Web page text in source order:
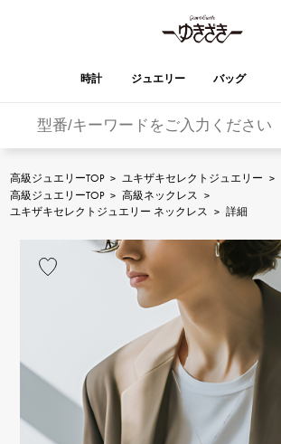
時計 ジュエリー バッグ
OMEGA
オメガ
A.LANGE & SOHNE
ランゲ＆ゾーネ ブレ
PATEK PHILIPPE
パテック・フィリップ
IWC
FRANCK MULLER
フランク・ミュラー リシ
VACHERON
CONSTANTIN
ヴァシュロン・コンスタ
ンタン
パネ
YUKIZAKI
ジュエリー
レガリア ダブ
ノン
ノンブルプティ
ALPHA putite
アルファプティ
eclat
エクラ
RICH CROSS
リッチクロス ツイ
バーキン オー
ケリー
ガーデンパーティー エブ
チャ
エルメスバッグ
高級ジュエリーTOP > ユキザキセレクトジュエリー >
高級ジュエリーTOP > 高級ネックレス >
ユキザキセレクトジュエリー ネックレス > 詳細